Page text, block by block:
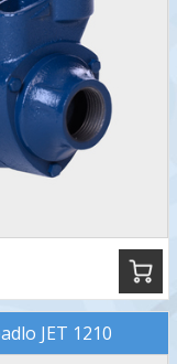
JET 1210